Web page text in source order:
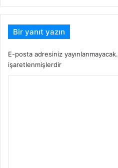
Bir yanıt yazın
E-posta adresiniz yayınlanmayacak.
işaretlenmişlerdir